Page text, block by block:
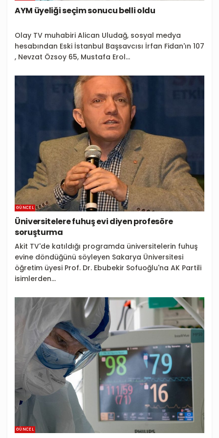
AYM üyeliği seçim sonucu belli oldu
Olay TV muhabiri Alican Uludağ, sosyal medya
hesabından Eski İstanbul Başsavcısı İrfan Fidan'ın 107
, Nevzat Özsoy 65, Mustafa Erol...
GÜNCEL
Üniversitelere fuhuş evi diyen profesöre
soruşturma
Akit TV'de katıldığı programda üniversitelerin fuhuş
evine döndüğünü söyleyen Sakarya Üniversitesi
öğretim üyesi Prof. Dr. Ebubekir Sofuoğlu'na AK Partili
isimlerden...
GÜNCEL